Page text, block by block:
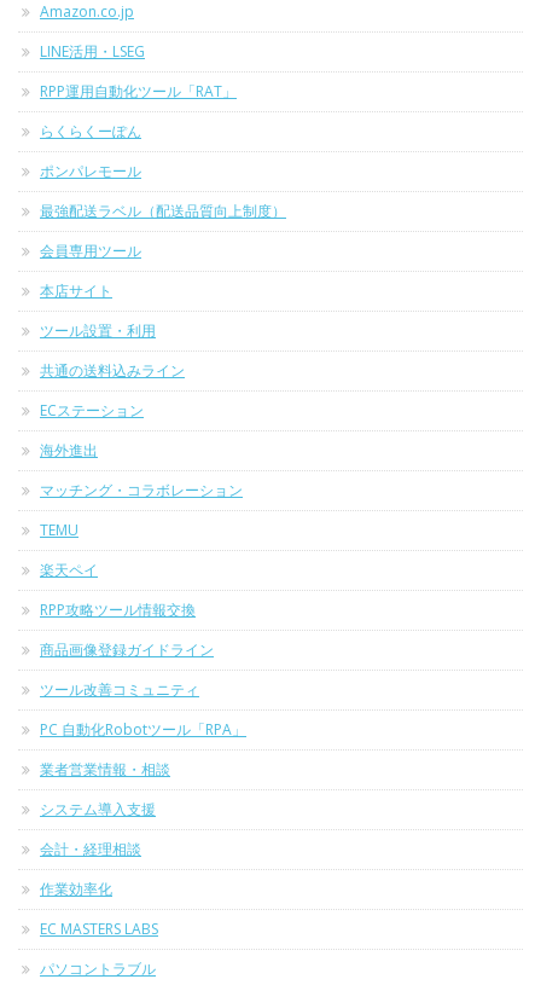
Amazon.co.jp
LINE活用・LSEG
RPP運用自動化ツール「RAT」
らくらくーぽん
ポンパレモール
最強配送ラベル（配送品質向上制度）
会員専用ツール
本店サイト
ツール設置・利用
共通の送料込みライン
ECステーション
海外進出
マッチング・コラボレーション
TEMU
楽天ペイ
RPP攻略ツール情報交換
商品画像登録ガイドライン
ツール改善コミュニティ
PC 自動化Robotツール「RPA」
業者営業情報・相談
システム導入支援
会計・経理相談
作業効率化
EC MASTERS LABS
パソコントラブル